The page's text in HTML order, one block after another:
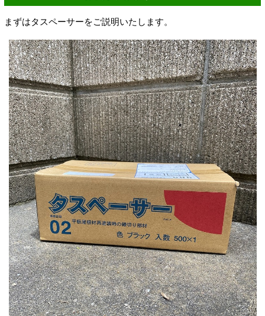
まずはタスペーサーをご説明いたします。